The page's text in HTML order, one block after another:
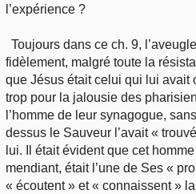
l’expérience ?
Toujours dans ce ch. 9,
fidèlement, malgré toute la
que Jésus était celui qui lui avait
trop pour la jalousie des
l’homme de leur synagogue,
dessus le Sauveur l’avait «
lui. Il était évident que cet
mendiant, était l’une de Ses «
« écoutent » et « connaissent »